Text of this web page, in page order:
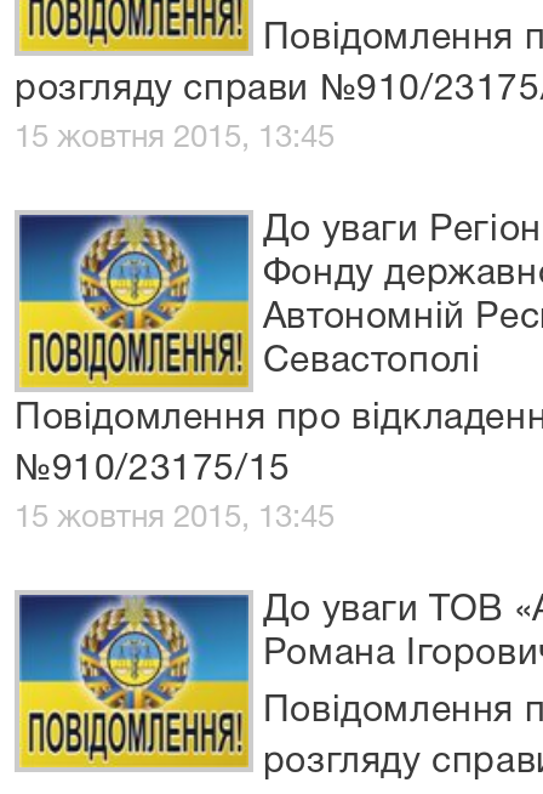
Повідомлення
розгляду справи №910/
15 жовтня 2015, 13:45
До уваги
Фонду
Автономній
Севастополі
Повідомлення про
№910/23175/15
15 жовтня 2015, 13:45
До уваги ТОВ
Романа
Повідомлення
розгляду